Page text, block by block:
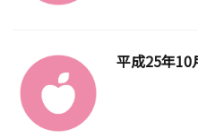
平成25年10